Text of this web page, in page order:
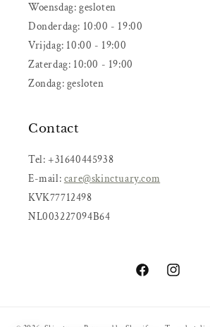
Woensdag: gesloten
Donderdag: 10:00 - 19:00
Vrijdag: 10:00 - 19:00
Zaterdag: 10:00 - 19:00
Zondag: gesloten
Contact
Tel: +31640445938
E-mail: care@skinctuary.com
KVK77712498
NL003227094B64
FacebookInstagram